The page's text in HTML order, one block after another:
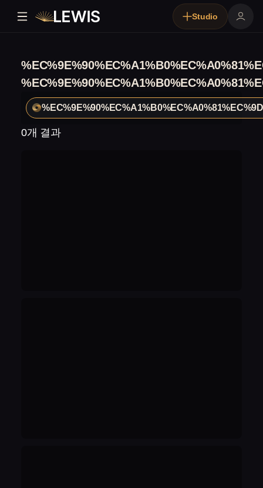
Studio
0개 결과